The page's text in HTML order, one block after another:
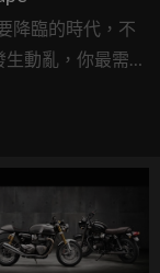
降臨的時代，不
動亂，你最需要
你穿梭斷垣殘
裝廠 FCR
是為了末日逃生
或長槍，好像